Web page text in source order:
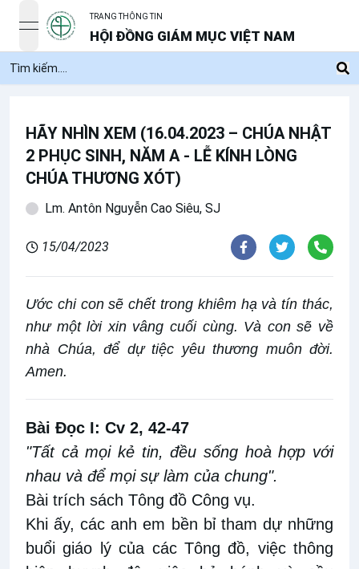
open navigation menu
TRANG THÔNG TIN
HỘI ĐỒNG GIÁM MỤC VIỆT NAM
HÃY NHÌN XEM (16.04.2023 – CHÚA NHẬT
2 PHỤC SINH, NĂM A - LỄ KÍNH LÒNG
CHÚA THƯƠNG XÓT)
Lm. Antôn Nguyễn Cao Siêu, SJ
15/04/2023
Ước chi con sẽ chết trong khiêm hạ và tín thác,
như một lời xin vâng cuối cùng. Và con sẽ về
nhà Chúa, để dự tiệc yêu thương muôn đời.
Amen.
Bài Ðọc I: Cv 2, 42-47
"Tất cả mọi kẻ tin, đều sống hoà hợp với
nhau và để mọi sự làm của chung".
Bài trích sách Tông đồ Công vụ.
Khi ấy, các anh em bền bỉ tham dự những
buổi giáo lý của các Tông đồ, việc thông